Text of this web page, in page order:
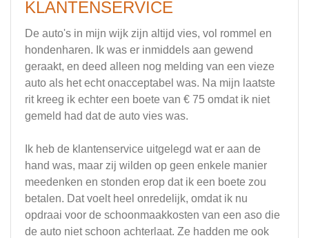
KLANTENSERVICE
De auto's in mijn wijk zijn altijd vies, vol rommel en
hondenharen. Ik was er inmiddels aan gewend
geraakt, en deed alleen nog melding van een vieze
auto als het echt onacceptabel was. Na mijn laatste
rit kreeg ik echter een boete van € 75 omdat ik niet
gemeld had dat de auto vies was.
Ik heb de klantenservice uitgelegd wat er aan de
hand was, maar zij wilden op geen enkele manier
meedenken en stonden erop dat ik een boete zou
betalen. Dat voelt heel onredelijk, omdat ik nu
opdraai voor de schoonmaakkosten van een aso die
de auto niet schoon achterlaat. Ze hadden me ook